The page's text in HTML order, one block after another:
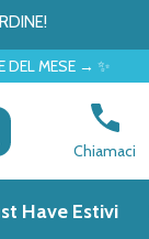
CERCA
Chiamaci
Have Estivi